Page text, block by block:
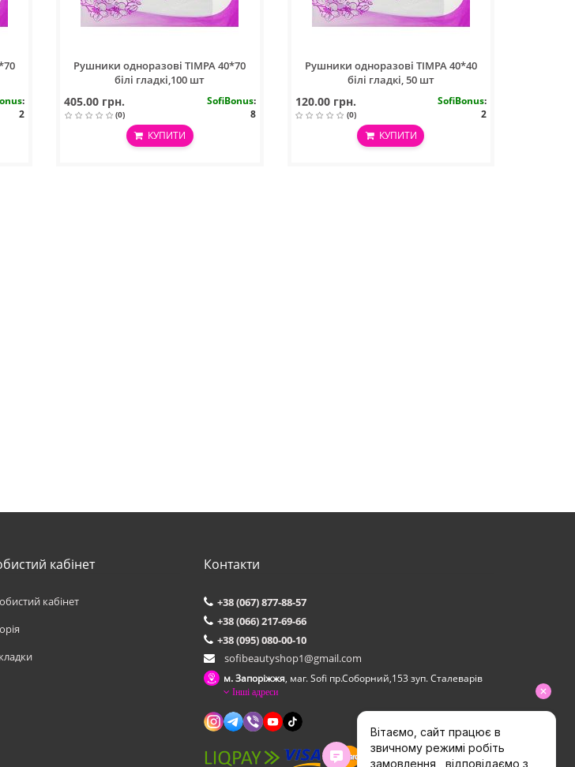
:
2
Рушники одноразові ТIMPA 40*70
білі гладкі,100 шт
405.00 грн.
(0)
SofiBonus:
8
КУПИТИ
Рушники одноразові ТIMPA 40*40
білі гладкі, 50 шт
120.00 грн.
(0)
SofiBonus:
2
КУПИТИ
кабінет
кабінет
Контакти
+38 (067) 877-88-57
+38 (066) 217-69-66
+38 (095) 080-00-10
sofibeautyshop1@gmail.com
м. Запоріжжя, маг. Sofi пр.Соборний,153 зуп. Сталеварiв
Інші адреси